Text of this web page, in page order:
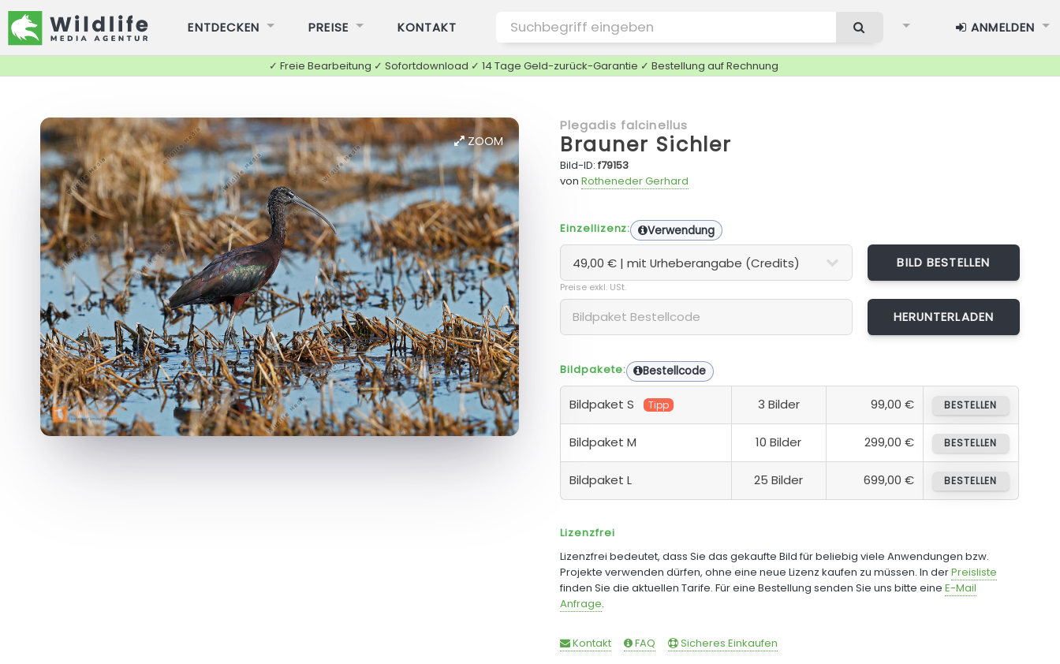
ENTDECKEN PREISE KONTAKT ANMELDEN
✓ Freie Bearbeitung ✓ Sofortdownload ✓ 14 Tage Geld-zurück-Garantie ✓ Bestellung auf Rechnung
ZOOM
Plegadis falcinellus
Brauner Sichler
Bild-ID:f79153
von Rotheneder Gerhard
Einzellizenz: Verwendung
BILD BESTELLEN
Preise exkl. USt.
Bildpakete: Bestellcode
Bildpaket S Tipp 3 Bilder 99,00 € BESTELLEN
Bildpaket M 10 Bilder 299,00 € BESTELLEN
Bildpaket L 25 Bilder 699,00 € BESTELLEN
Lizenzfrei
Lizenzfrei bedeutet, dass Sie das gekaufte Bild für beliebig viele Anwendungen bzw.
Projekte verwenden dürfen, ohne eine neue Lizenz kaufen zu müssen. In derPreisliste
finden Sie die aktuellen Tarife. Für eine Bestellung senden Sie uns bitte eine E-Mail
Anfrage.
Kontakt FAQ Sicheres Einkaufen